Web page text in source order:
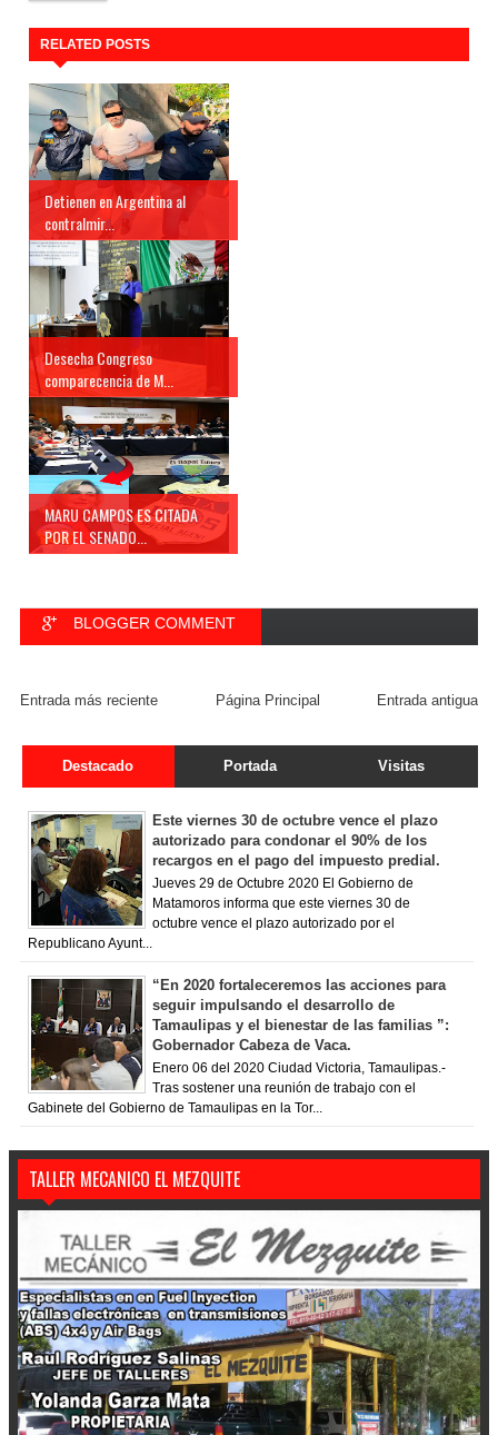
RELATED POSTS
Detienen en Argentina al
contralmir...
Desecha Congreso
comparecencia de M...
MARU CAMPOS ES CITADA
POR EL SENADO...
BLOGGER COMMENT
Entrada más reciente Entrada antigua
Página Principal
Destacado Portada Visitas
Este viernes 30 de octubre vence el plazo
autorizado para condonar el 90% de los
recargos en el pago del impuesto predial.
Jueves 29 de Octubre 2020 El Gobierno de
Matamoros informa que este viernes 30 de
octubre vence el plazo autorizado por el
Republicano Ayunt...
“En 2020 fortaleceremos las acciones para
seguir impulsando el desarrollo de
Tamaulipas y el bienestar de las familias ”:
Gobernador Cabeza de Vaca.
Enero 06 del 2020 Ciudad Victoria, Tamaulipas.-
Tras sostener una reunión de trabajo con el
Gabinete del Gobierno de Tamaulipas en la Tor...
TALLER MECANICO EL MEZQUITE